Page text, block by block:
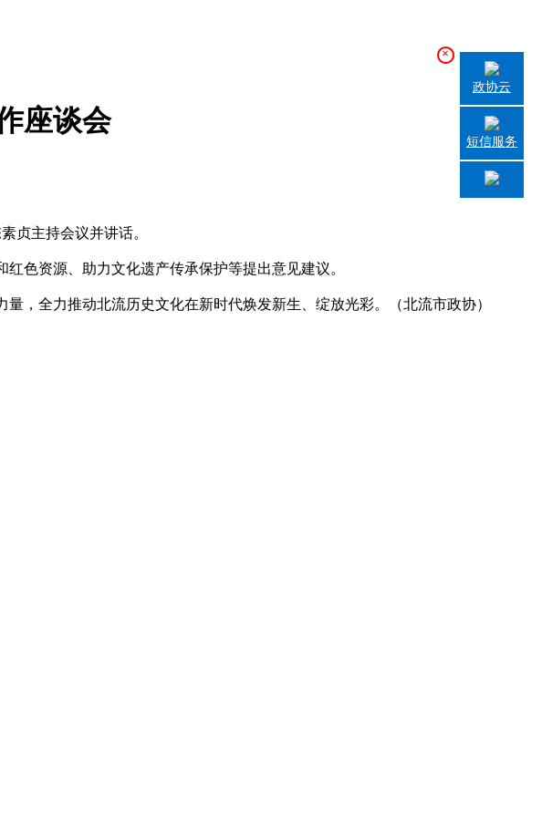
座谈会
贞主持会议并讲话。
色资源、助力文化遗产传承保护等提出意见建议。
全力推动北流历史文化在新时代焕发新生、绽放光彩。（北流市政协）
×
政协云
短信服务